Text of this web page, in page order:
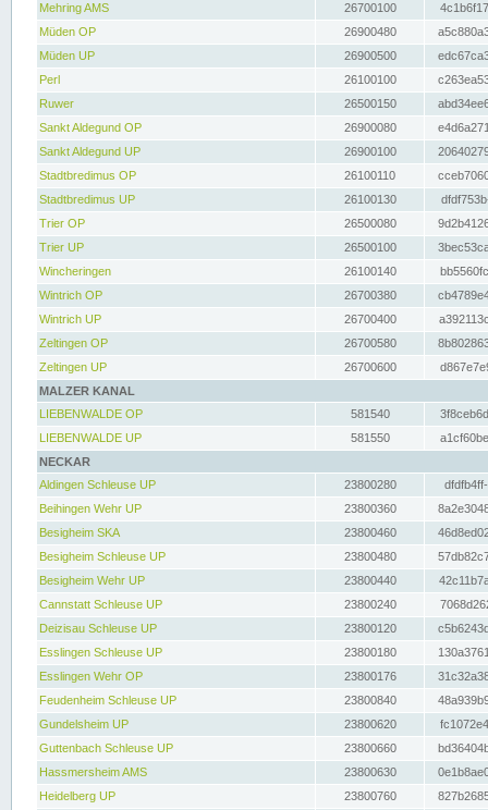
Mehring AMS
26700100
Müden OP
26900480
Müden UP
26900500
Perl
26100100
Ruwer
26500150
Sankt Aldegund OP
26900080
Sankt Aldegund UP
26900100
Stadtbredimus OP
26100110
Stadtbredimus UP
26100130
Trier OP
26500080
Trier UP
26500100
Wincheringen
26100140
Wintrich OP
26700380
Wintrich UP
26700400
Zeltingen OP
26700580
Zeltingen UP
26700600
MALZER KANAL
LIEBENWALDE OP
581540
LIEBENWALDE UP
581550
NECKAR
Aldingen Schleuse UP
23800280
Beihingen Wehr UP
23800360
Besigheim SKA
23800460
Besigheim Schleuse UP
23800480
Besigheim Wehr UP
23800440
Cannstatt Schleuse UP
23800240
Deizisau Schleuse UP
23800120
Esslingen Schleuse UP
23800180
Esslingen Wehr OP
23800176
Feudenheim Schleuse UP
23800840
Gundelsheim UP
23800620
Guttenbach Schleuse UP
23800660
Hassmersheim AMS
23800630
Heidelberg UP
23800760